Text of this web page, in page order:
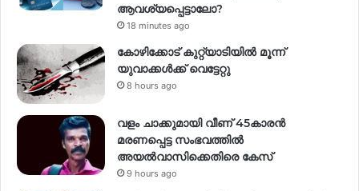
ആവശ്യപ്പെട്ടാലോ?
18 minutes ago
കോഴിക്കോട് കുറ്റ്യാടിയിൽ മൂന്ന്
യുവാക്കൾക്ക് വെട്ടേറ്റു
8 hours ago
വളം ചാക്കുമായി വീണ് 45കാരൻ
മരണപ്പെട്ട സംഭവത്തിൽ
അയൽവാസിക്കെതിരെ കേസ്
9 hours ago